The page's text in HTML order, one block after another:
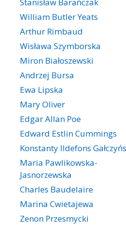
William Butler Yeats
Arthur Rimbaud
Wisława Szymborska
Miron Białoszewski
Andrzej Bursa
Ewa Lipska
Mary Oliver
Edgar Allan Poe
Edward Estlin Cummings
Konstanty Ildefons
Maria Pawlikowska-
Jasnorzewska
Charles Baudelaire
Marina Cwietajewa
Zenon Przesmycki